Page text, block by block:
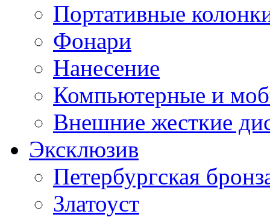
Портативные
Фонари
Нанесение
Компьютерные и
Внешние жесткие
Эксклюзив
Петербургская
Златоуст